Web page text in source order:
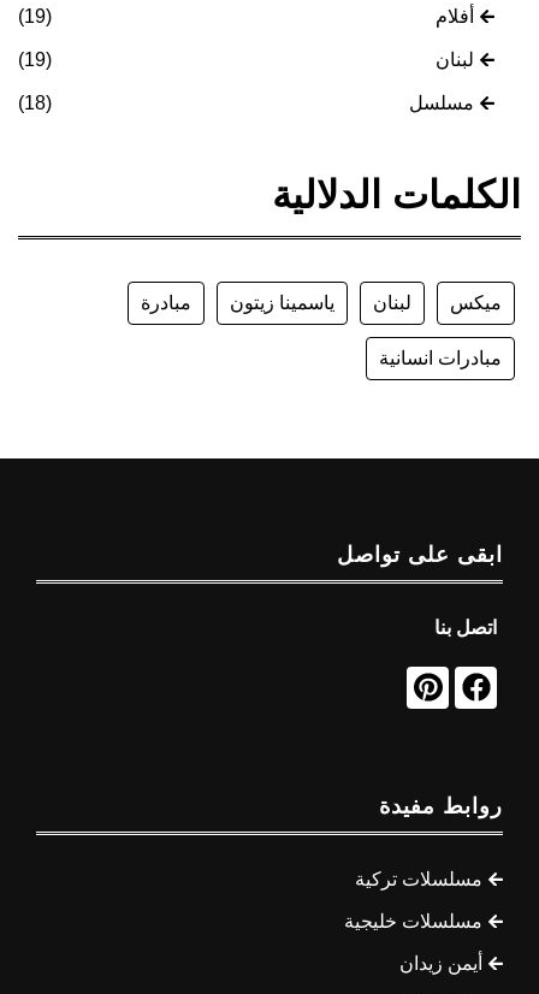
أفلام (19)
لبنان (19)
مسلسل (18)
الكلمات الدلالية
ميكس لبنان ياسمينا زيتون مبادرة
مبادرات انسانية
ابقى على تواصل
اتصل بنا
روابط مفيدة
مسلسلات تركية
مسلسلات خليجية
أيمن زيدان